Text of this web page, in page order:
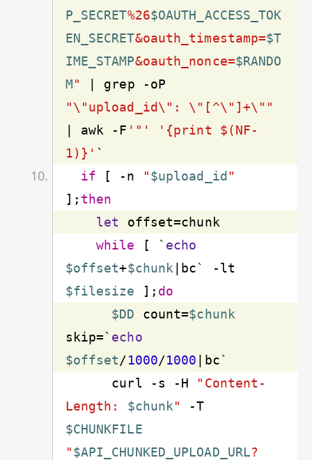
P_SECRET%26$OAUTH_ACCESS_TOK
EN_SECRET&oauth_timestamp=$T
IME_STAMP&oauth_nonce=$RANDO
M"
"\"upload_id\": \"[^\"]+\""
| awk -F '"'
'{print $(NF-
1)}'
if [ -n "$upload_id "
]; then
let
while [ ` echo
$offset+$chunk |bc`
-lt
$filesize ]; do
$DD count=$chunk
skip=` echo
$offset/1000/1000
      curl
-s -H
"Content-
Length: $chunk"
$CHUNKFILE
"$API_CHUNKED_UPLOAD_URL?